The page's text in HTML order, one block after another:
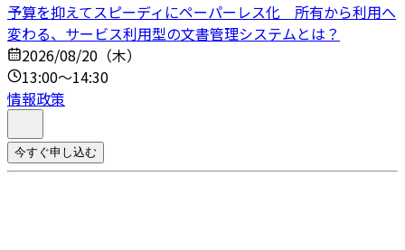
予算を抑えてスピーディにペーパーレス化 所有から利用へ
変わる、サービス利用型の文書管理システムとは？
2026/08/20（木）
13:00～14:30
情報政策
今すぐ申し込む